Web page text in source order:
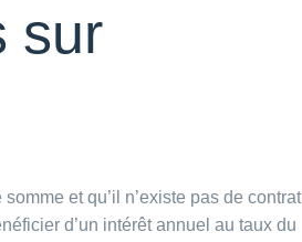
sur
et qu’il n’existe pas de contrat
d’un intérêt annuel au taux du